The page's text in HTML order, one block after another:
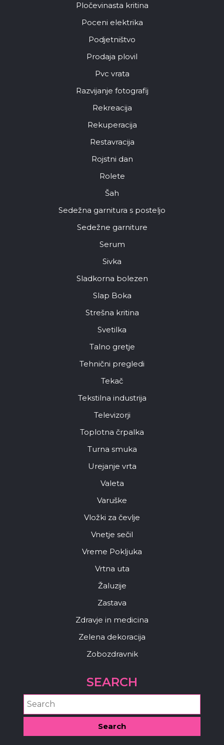
Pločevinasta kritina
Poceni elektrika
Podjetništvo
Prodaja plovil
Pvc vrata
Razvijanje fotografij
Rekreacija
Rekuperacija
Restavracija
Rojstni dan
Rolete
Šah
Sedežna garnitura s posteljo
Sedežne garniture
Serum
Sivka
Sladkorna bolezen
Slap Boka
Strešna kritina
Svetilka
Talno gretje
Tehnični pregledi
Tekač
Tekstilna industrija
Televizorji
Toplotna črpalka
Turna smuka
Urejanje vrta
Valeta
Varuške
Vložki za čevlje
Vnetje sečil
Vreme Pokljuka
Vrtna uta
Žaluzije
Zastava
Zdravje in medicina
Zelena dekoracija
Zobozdravnik
SEARCH